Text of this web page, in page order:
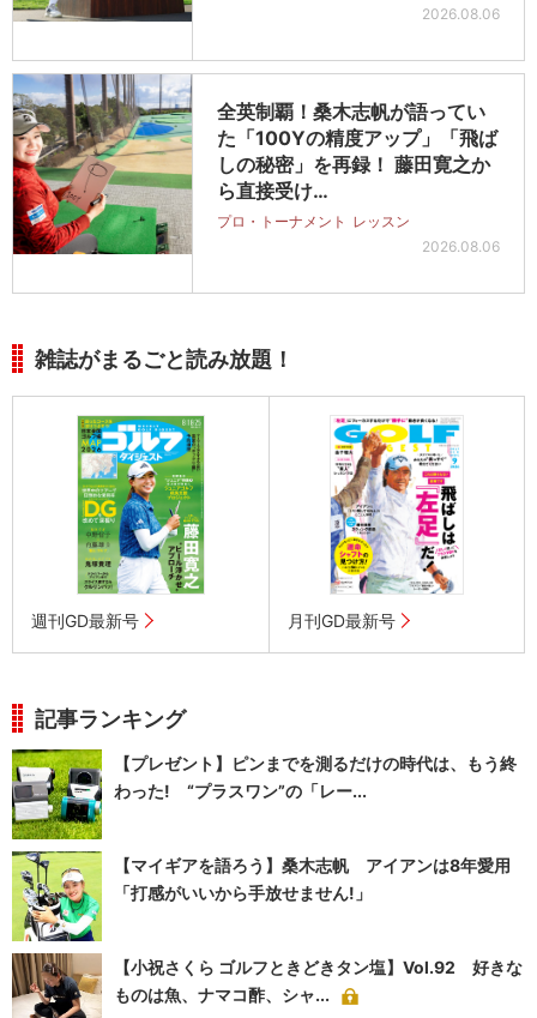
2026.08.06
全英制覇！桑木志帆が語ってい
た「100Yの精度アップ」「飛ば
しの秘密」を再録！ 藤田寛之か
ら直接受け…
プロ・トーナメント レッスン
2026.08.06
雑誌がまるごと読み放題！
週刊GD最新号 月刊GD最新号
記事ランキング
【プレゼント】ピンまでを測るだけの時代は、もう終
わった! “プラスワン”の「レー...
【マイギアを語ろう】桑木志帆 アイアンは8年愛用
「打感がいいから手放せません!」
【小祝さくら ゴルフときどきタン塩】Vol.92 好きな
ものは魚、ナマコ酢、シャ...